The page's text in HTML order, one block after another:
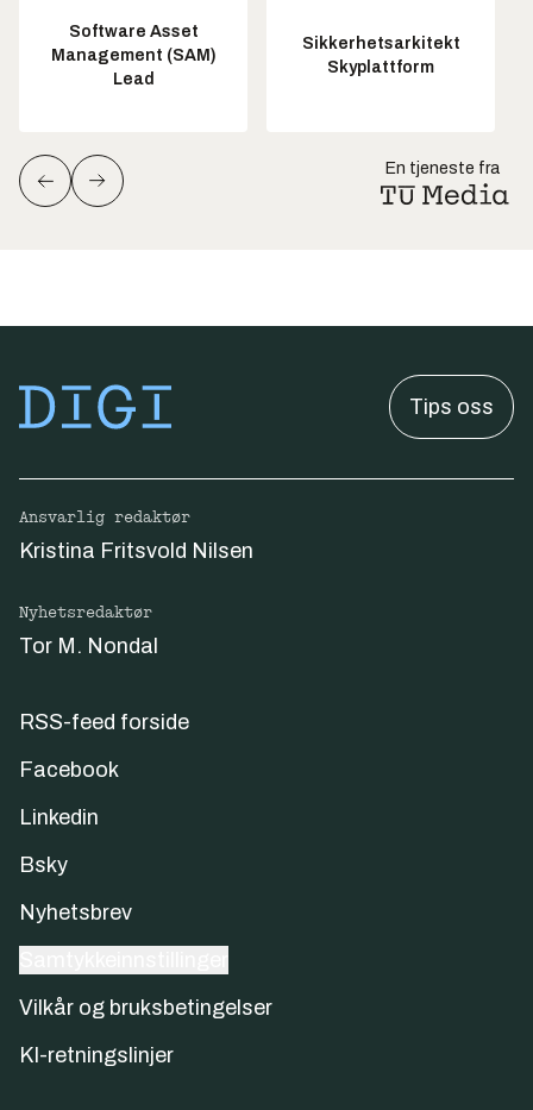
Software Asset
Management (SAM)
Lead
Sikkerhetsarkitekt
Skyplattform
En tjeneste fra
Tips oss
Ansvarlig redaktør
Kristina Fritsvold Nilsen
Nyhetsredaktør
Tor M. Nondal
RSS-feed forside
Facebook
Linkedin
Bsky
Nyhetsbrev
Vilkår og bruksbetingelser
KI-retningslinjer